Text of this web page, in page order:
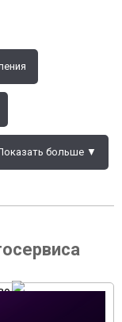
больше ▼